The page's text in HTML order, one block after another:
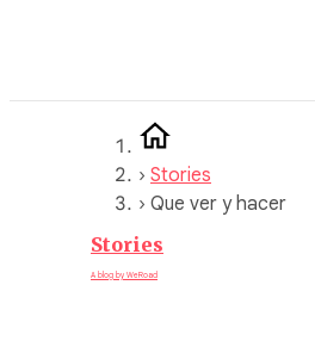
› Stories
› Que ver y hacer
Stories
A blog by WeRoad